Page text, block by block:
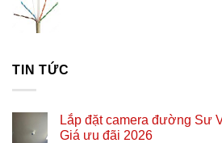
TIN TỨC
Lắp đặt camera đường Sư
Giá ưu đãi 2026